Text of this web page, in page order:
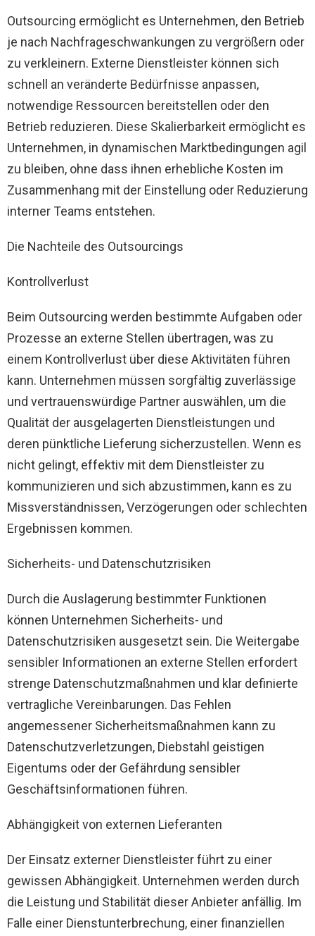
Outsourcing ermöglicht es Unternehmen, den Betrieb
je nach Nachfrageschwankungen zu vergrößern oder
zu verkleinern. Externe Dienstleister können sich
schnell an veränderte Bedürfnisse anpassen,
notwendige Ressourcen bereitstellen oder den
Betrieb reduzieren. Diese Skalierbarkeit ermöglicht es
Unternehmen, in dynamischen Marktbedingungen agil
zu bleiben, ohne dass ihnen erhebliche Kosten im
Zusammenhang mit der Einstellung oder Reduzierung
interner Teams entstehen.
Die Nachteile des Outsourcings
Kontrollverlust
Beim Outsourcing werden bestimmte Aufgaben oder
Prozesse an externe Stellen übertragen, was zu
einem Kontrollverlust über diese Aktivitäten führen
kann. Unternehmen müssen sorgfältig zuverlässige
und vertrauenswürdige Partner auswählen, um die
Qualität der ausgelagerten Dienstleistungen und
deren pünktliche Lieferung sicherzustellen. Wenn es
nicht gelingt, effektiv mit dem Dienstleister zu
kommunizieren und sich abzustimmen, kann es zu
Missverständnissen, Verzögerungen oder schlechten
Ergebnissen kommen.
Sicherheits- und Datenschutzrisiken
Durch die Auslagerung bestimmter Funktionen
können Unternehmen Sicherheits- und
Datenschutzrisiken ausgesetzt sein. Die Weitergabe
sensibler Informationen an externe Stellen erfordert
strenge Datenschutzmaßnahmen und klar definierte
vertragliche Vereinbarungen. Das Fehlen
angemessener Sicherheitsmaßnahmen kann zu
Datenschutzverletzungen, Diebstahl geistigen
Eigentums oder der Gefährdung sensibler
Geschäftsinformationen führen.
Abhängigkeit von externen Lieferanten
Der Einsatz externer Dienstleister führt zu einer
gewissen Abhängigkeit. Unternehmen werden durch
die Leistung und Stabilität dieser Anbieter anfällig. Im
Falle einer Dienstunterbrechung, einer finanziellen